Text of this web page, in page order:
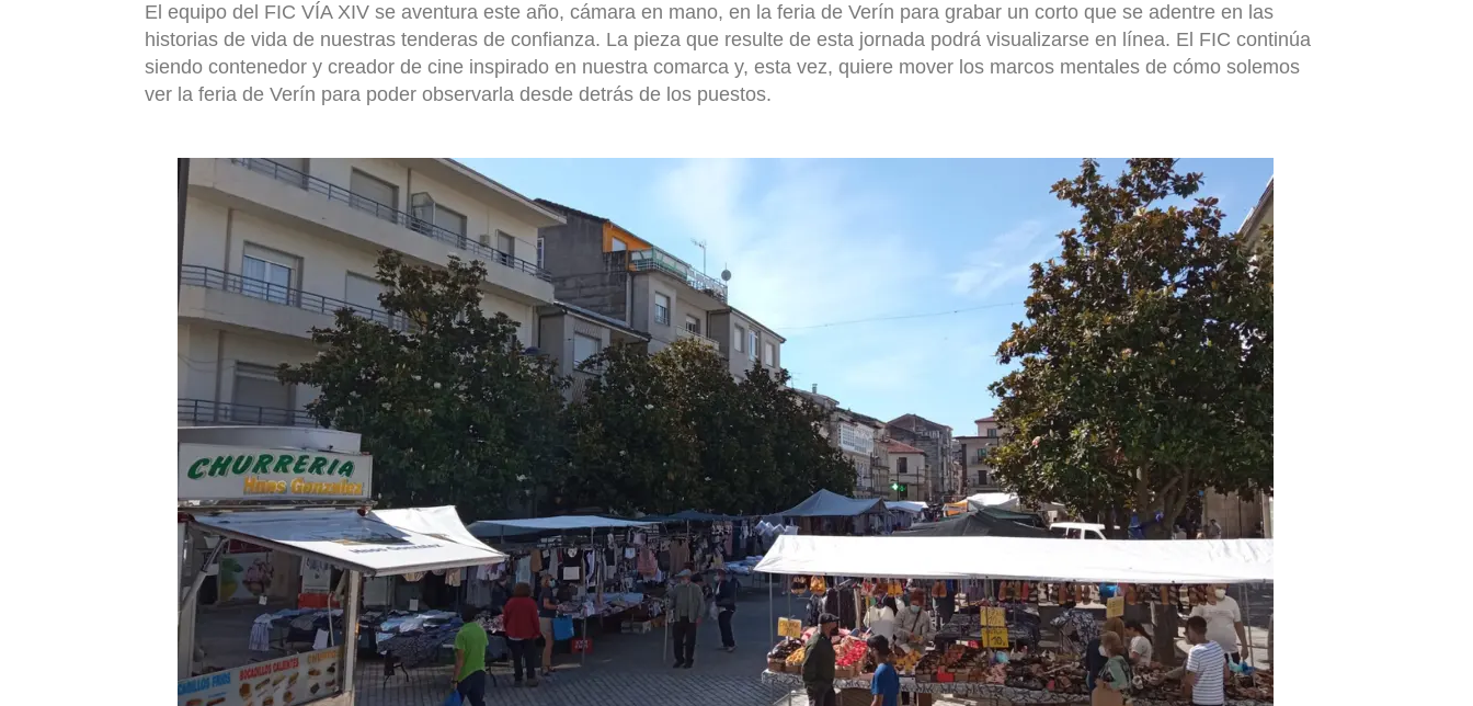
El equipo del FIC VÍA XIV se aventura este año, cámara en mano, en la feria de Verín para grabar un corto que se adentre en las
historias de vida de nuestras tenderas de confianza. La pieza que resulte de esta jornada podrá visualizarse en línea. El FIC continúa
siendo contenedor y creador de cine inspirado en nuestra comarca y, esta vez, quiere mover los marcos mentales de cómo solemos
ver la feria de Verín para poder observarla desde detrás de los puestos.